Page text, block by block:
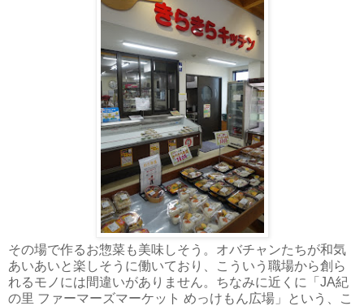
その場で作るお惣菜も美味しそう。オバチャンたちが和気
あいあいと楽しそうに働いており、こういう職場から創ら
れるモノには間違いがありません。ちなみに近くに「JA紀
の里 ファーマーズマーケット めっけもん広場」という、こ